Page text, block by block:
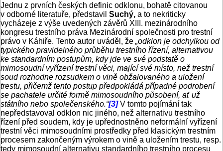
Jednu z prvních českých definic odklonu, bohatě citovanou
v odborné literatuře, představil Suchý, a to nekriticky
vycházeje z výše uvedených závěrů XIII. mezinárodního
kongresu trestního práva Mezinárodní společnosti pro trestní
právo v Káhiře. Tento autor uváděl, že „odklon je odchylkou od
typického pravidelného průběhu trestního řízení, alternativou
ke standardním postupům, kdy jde ve své podstatě o
mimosoudní vyřízení trestní věci, mající své místo, než trestní
soud rozhodne rozsudkem o vině obžalovaného a uložení
trestu, přičemž tento postup předpokládá případné podrobení
se pachatele určité formě mimosoudního působení, ať už
státního nebo společenského.“[3]V tomto pojímání tak
nepředstavoval odklon nic jiného, než alternativu trestního
řízení před soudem, kdy je upřednostněno neformální vyřízení
trestní věci mimosoudními prostředky před klasickým trestním
procesem zakončeným výrokem o vině a uložením trestu, resp.
tedy mimosoudní alternativu standardního trestního procesu